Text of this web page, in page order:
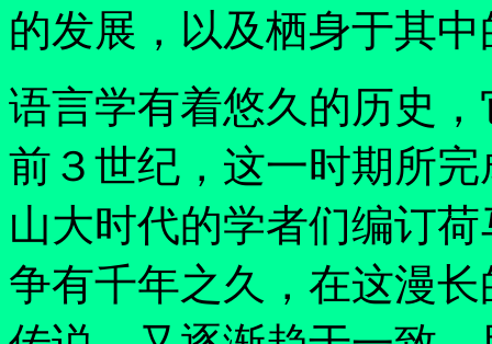
的发展，以及栖身于其
语言学有着悠久的历史
前３世纪，这一时期所
山大时代的学者们编订
争有千年之久，在这漫